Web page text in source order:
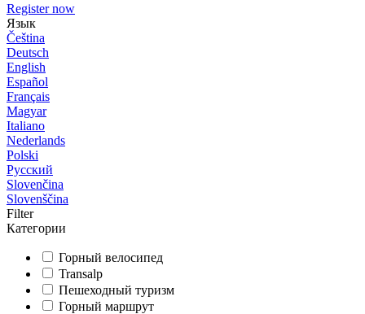
Register now
Язык
Čeština
Deutsch
English
Español
Français
Magyar
Italiano
Nederlands
Polski
Русский
Slovenčina
Slovenščina
Filter
Категории
Горный велосипед
Transalp
Пешеходный туризм
Горный маршрут